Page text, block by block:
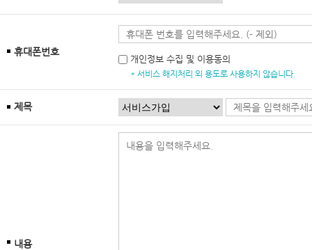
휴대폰번호
개인정보 수집 및 이용동의
* 서비스 해지처리 외 용도로 사용하지 않습니다.
제목
내용